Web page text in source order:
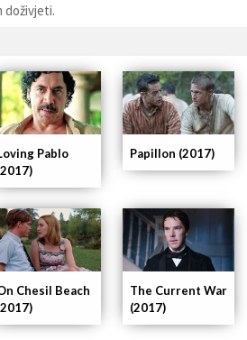
doživjeti.
The Current War
(2017)
Chesil Beach
Papillon (2017)
Pablo